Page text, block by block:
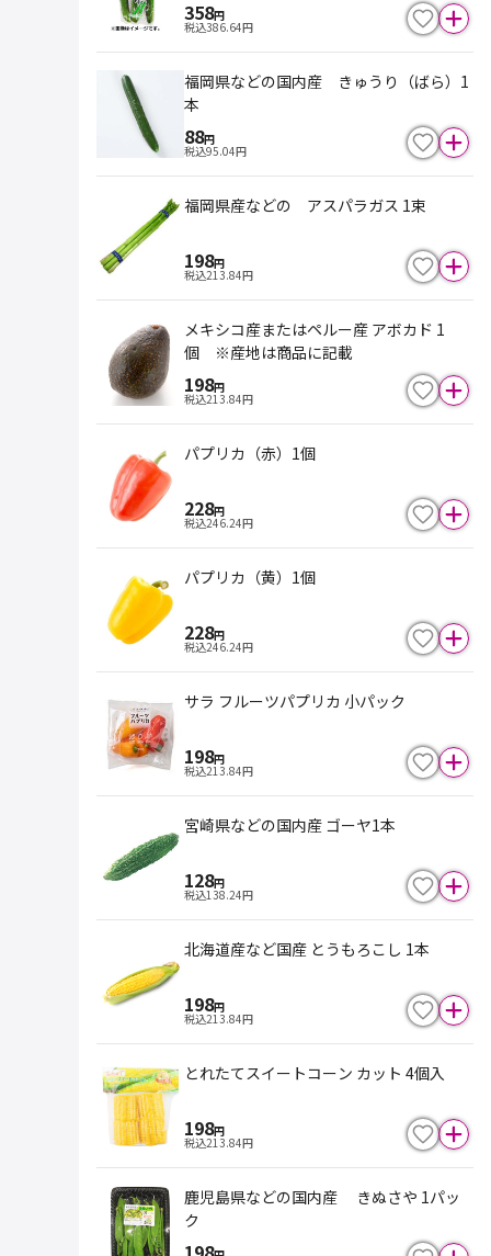
358円
税込386.64円
福岡県などの国内産 きゅうり（ばら）1
本
88円
税込95.04円
福岡県産などの アスパラガス 1束
198円
税込213.84円
メキシコ産またはペルー産 アボカド 1
個 ※産地は商品に記載
198円
税込213.84円
パプリカ（赤）1個
228円
税込246.24円
パプリカ（黄）1個
228円
税込246.24円
サラ フルーツパプリカ 小パック
198円
税込213.84円
宮崎県などの国内産 ゴーヤ1本
128円
税込138.24円
北海道産など国産 とうもろこし 1本
198円
税込213.84円
とれたてスイートコーン カット 4個入
198円
税込213.84円
鹿児島県などの国内産 きぬさや 1パッ
ク